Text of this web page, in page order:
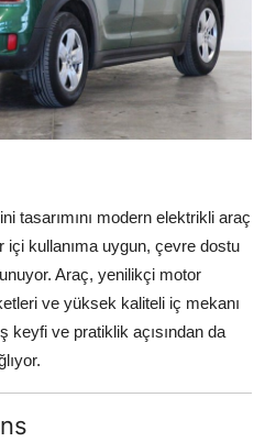
tasarımını modern elektrikli araç
kullanıma uygun, çevre dostu
Araç, yenilikçi motor
ve yüksek kaliteli iç mekanı
keyfi ve pratiklik açısından da